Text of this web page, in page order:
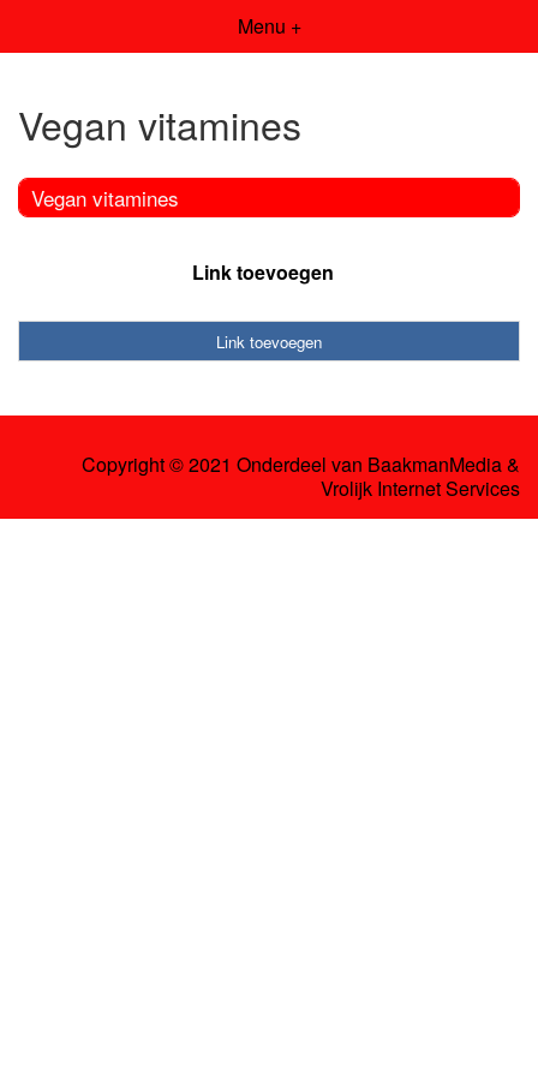
Menu +
Vegan vitamines
Vegan vitamines
Link toevoegen
Link toevoegen
Copyright © 2021 Onderdeel van BaakmanMedia&
Vrolijk Internet Services